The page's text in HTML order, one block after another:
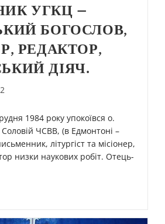
УГКЦ –
БОГОСЛОВ,
РЕДАКТОР,
ДІЯЧ.
1984 року упокоївся о.
ЧСВВ, (в Едмонтоні –
літургіст та місіонер,
низки наукових робіт. Отець-